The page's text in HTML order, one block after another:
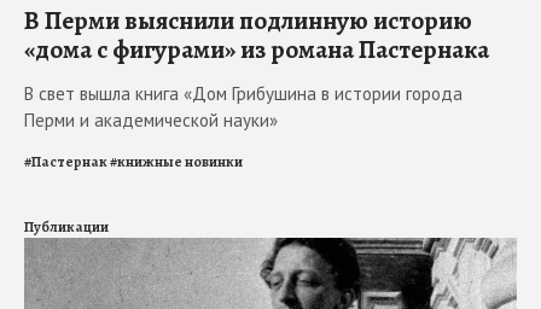
В Перми выяснили подлинную историю
«дома с фигурами» из романа Пастернака
В свет вышла книга «Дом Грибушина в истории города
Перми и академической науки»
#Пастернак#книжные новинки
Публикации